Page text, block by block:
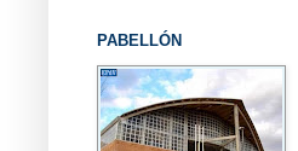
PABELLÓN